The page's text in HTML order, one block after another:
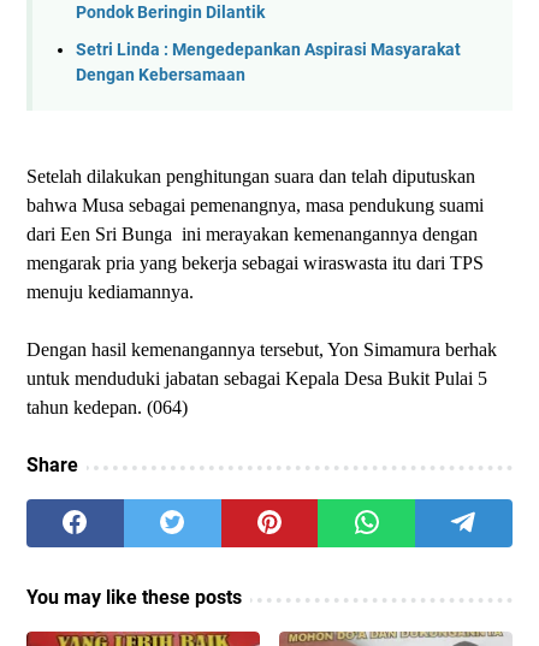
Pondok Beringin Dilantik
Setri Linda : Mengedepankan Aspirasi Masyarakat
Dengan Kebersamaan
Setelah dilakukan penghitungan suara dan telah diputuskan
bahwa Musa sebagai pemenangnya, masa pendukung suami
dari Een Sri Bunga ini merayakan kemenangannya dengan
mengarak pria yang bekerja sebagai wiraswasta itu dari TPS
menuju kediamannya.
Dengan hasil kemenangannya tersebut, Yon Simamura berhak
untuk menduduki jabatan sebagai Kepala Desa Bukit Pulai 5
tahun kedepan. (064)
Share
You may like these posts